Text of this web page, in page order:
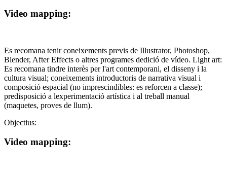
Video mapping:
Es recomana tenir coneixements previs de Illustrator, Photoshop,
Blender, After Effects o altres programes dedició de vídeo. Light art:
Es recomana tindre interès per l'art contemporani, el disseny i la
cultura visual; coneixements introductoris de narrativa visual i
composició espacial (no imprescindibles: es reforcen a classe);
predisposició a lexperimentació artística i al treball manual
(maquetes, proves de llum).
Objectius:
Video mapping: